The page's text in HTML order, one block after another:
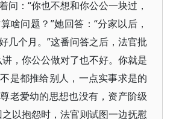
问：“你也不想和你公公一块过，
啥问题？”她回答：“分家以后，
几个月。”这番问答之后，法官批
，你公公做对了也不好。你就是
是都推给别人，一点实事求是的
老爱幼的思想也没有，资产阶级
以抱怨时，法官则试图一边抚慰